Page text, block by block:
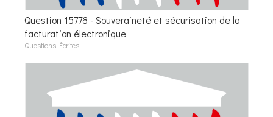
Question 15778 - Souveraineté et sécurisation de la
facturation électronique
Questions Écrites